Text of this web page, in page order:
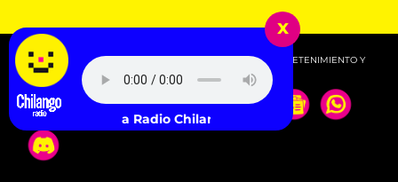
© 2026 SOPITAS.COM - MÚSICA, NOTICIAS, DEPORTES, ENTRETENIMIENTO Y
MÁS!.
x
Escucha Radio Chilango -